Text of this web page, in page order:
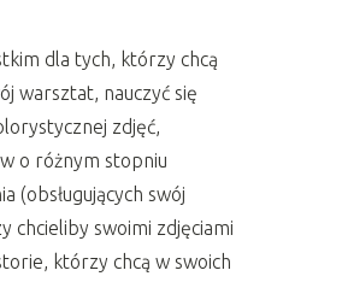
dla tych, którzy chcą
warsztat, nauczyć się
zdjęć,
o różnym stopniu
(obsługujących swój
chcieliby swoimi zdjęciami
którzy chcą w swoich